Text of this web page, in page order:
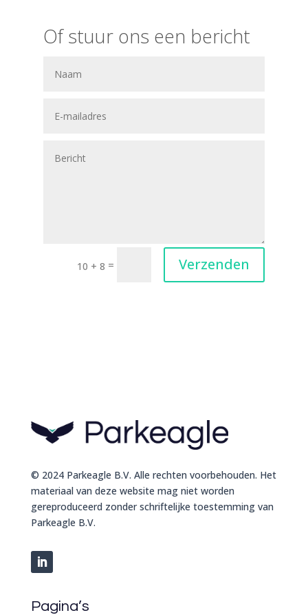
Of stuur ons een bericht
10 + 8 = Verzenden
© 2024 Parkeagle B.V. Alle rechten voorbehouden. Het
materiaal van deze website mag niet worden
gereproduceerd zonder schriftelijke toestemming van
Parkeagle B.V.
Pagina’s